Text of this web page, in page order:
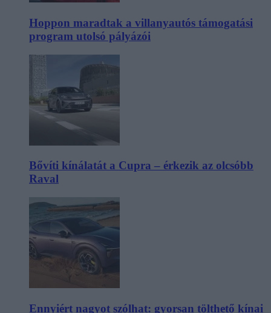
Hoppon maradtak a villanyautós támogatási
program utolsó pályázói
Bővíti kínálatát a Cupra – érkezik az olcsóbb
Raval
Ennyiért nagyot szólhat: gyorsan tölthető kínai